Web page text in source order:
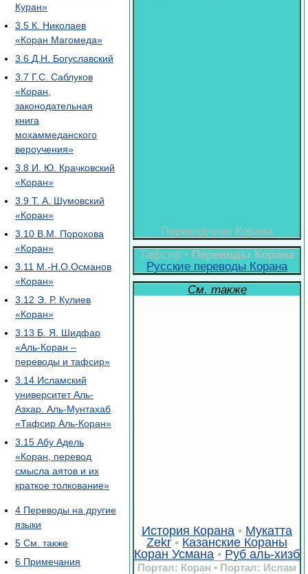
Переводчики Корана
Тафсир • Переводы Корана
Русские переводы Корана
См. также
История Корана • Мукатта
Zekr • Казанские Кораны
Коран Усмана • Руб аль-хизб
Портал: Коран • Портал: Ислам
Куран»
3.5 К. Николаев
«Коран Магомеда»
3.6 Д.Н. Богуславский
3.7 Г.С. Саблуков
«Коран,
законодательная
книга
мохаммеданского
вероучения»
3.8 И. Ю. Крачковский
«Коран»
3.9 Т. А. Шумовский
«Коран»
3.10 В.М. Порохова
«Коран»
3.11 М.-Н.О.Османов
«Коран»
3.12 Э. Р. Кулиев
«Коран»
3.13 Б. Я. Шидфар
«Аль-Коран –
переводы и тафсир»
3.14 Исламский
университет Аль-
Азхар. Аль-Мунтахаб
«Тафсир Аль-Коран»
3.15 Абу Адель
«Коран, перевод
смысла аятов и их
краткое толкование»
4 Переводы на другие
языки
5 См. также
6 Примечания